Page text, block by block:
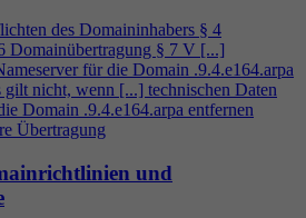
des Domaininhabers § 4
Domainübertragung § 7 V [...]
für die Domain .9.4.e164.arpa
nicht, wenn [...] technischen Daten
Domain .9.4.e164.arpa entfernen
Übertragung
und